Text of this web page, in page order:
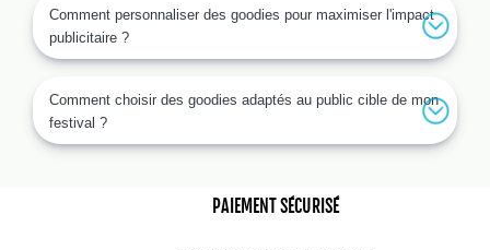
assurez non seulement une portée de votre
image bien au-delà de l'événement, mais aussi
un souvenir tangible pour les festivaliers. De
plus, ces objets de communication renforcent la
notoriété et le sentiment d'appartenance à votre
marque ou à votre événement. Un choix varié et
des médias et créer un impact mémorable.
Comment personnaliser des goodies pour maximiser l'impact
publicitaire ?
Comment choisir des goodies adaptés au public cible de mon
festival ?
PAIEMENT SÉCURISÉ